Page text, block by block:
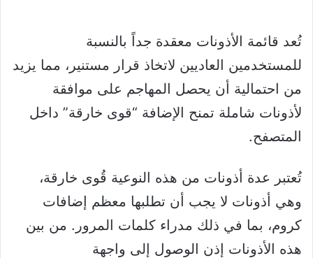
تُعد قائمة الأذونات معقدة جداً بالنسبة
للمستخدمين العاديين لاتخاذ قرار مستنير، مما يزيد
من احتمالية أن يحصل المهاجم على موافقة
لأذونات شاملة تمنح الإضافة “قوى خارقة” داخل
المتصفح.
تُعتبر عدة أذونات من هذه النوعية قُوى خارقة،
وهي أذونات لا يجب أن تطلبها معظم إضافات
كروم، بما في ذلك مدراء كلمات المرور. من بين
هذه الأذونات إذن الوصول إلى واجهة